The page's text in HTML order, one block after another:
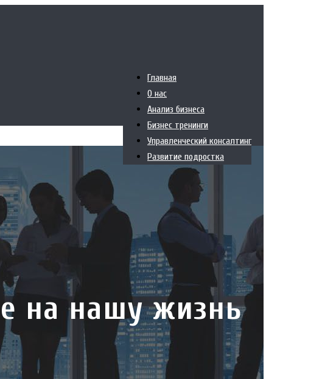
Главная
О нас
Анализ бизнеса
Бизнес тренинги
Управленческий консалтинг
Развитие подростка
на нашу жизнь